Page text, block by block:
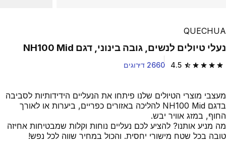
QUECHUA
נעלי טיולים לנשים, גובה בינוני, דגם NH100 Mid
4.5 4.5 out of 5 stars from 2660 reviews 2660 דירוגים
מעצבי מוצרי הטיולים שלנו פיתחו את הנעליים הידידותיות לסביבה
בדגם NH100 Mid להליכה באזורים כפריים, ביערות או לאורך
החוף, במזג אוויר יבש.
מה מניע אותנו? להציע לכם נעליים נוחות וקלות שמבטיחות אחיזה
טובה בכל שטח מישורי יחסית. והכול במחיר שווה לכל נפש!